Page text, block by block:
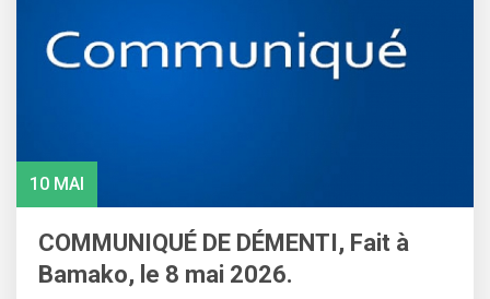
10 MAI
COMMUNIQUÉ DE DÉMENTI, Fait à
Bamako, le 8 mai 2026.